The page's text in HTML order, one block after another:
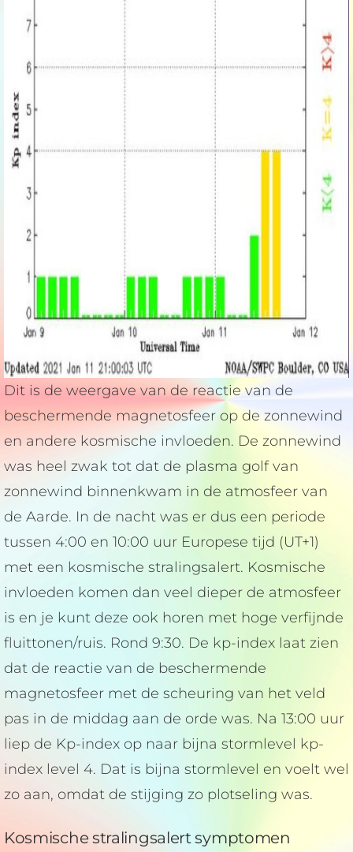
Dit is de weergave van de reactie van de
beschermende magnetosfeer op de zonnewind
en andere kosmische invloeden. De zonnewind
was heel zwak tot dat de plasma golf van
zonnewind binnenkwam in de atmosfeer van
de Aarde. In de nacht was er dus een periode
tussen 4:00 en 10:00 uur Europese tijd (UT+1)
met een kosmische stralingsalert. Kosmische
invloeden komen dan veel dieper de atmosfeer
is en je kunt deze ook horen met hoge verfijnde
fluittonen/ruis. Rond 9:30. De kp-index laat zien
dat de reactie van de beschermende
magnetosfeer met de scheuring van het veld
pas in de middag aan de orde was. Na 13:00 uur
liep de Kp-index op naar bijna stormlevel kp-
index level 4. Dat is bijna stormlevel en voelt wel
zo aan, omdat de stijging zo plotseling was.
Kosmische stralingsalert symptomen